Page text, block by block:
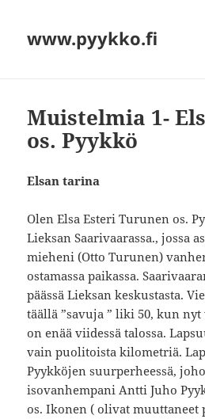
www.pyykko.fi
Muistelmia 1-
os. Pyykkö
Elsan tarina
Olen Elsa Esteri Turunen os.
Lieksan Saarivaarassa., jossa
mieheni (Otto Turunen)
ostamassa paikassa.
päässä Lieksan keskustasta.
täällä ”savuja ” liki 50, kun
on enää viidessä talossa.
vain puolitoista kilometriä.
Pyykköjen suurperheessä,
isovanhempani Antti Juho
os. Ikonen ( olivat muuttaneet